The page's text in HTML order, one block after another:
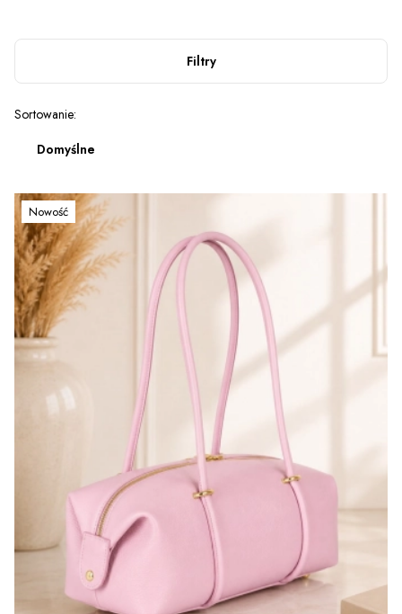
Filtry
Lista produktów
Sortowanie:
Domyślne
Nowość